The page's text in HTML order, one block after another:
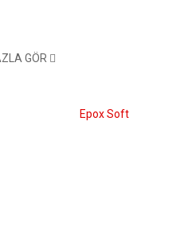
Çankaya Ankara
GÖR
Epox Soft